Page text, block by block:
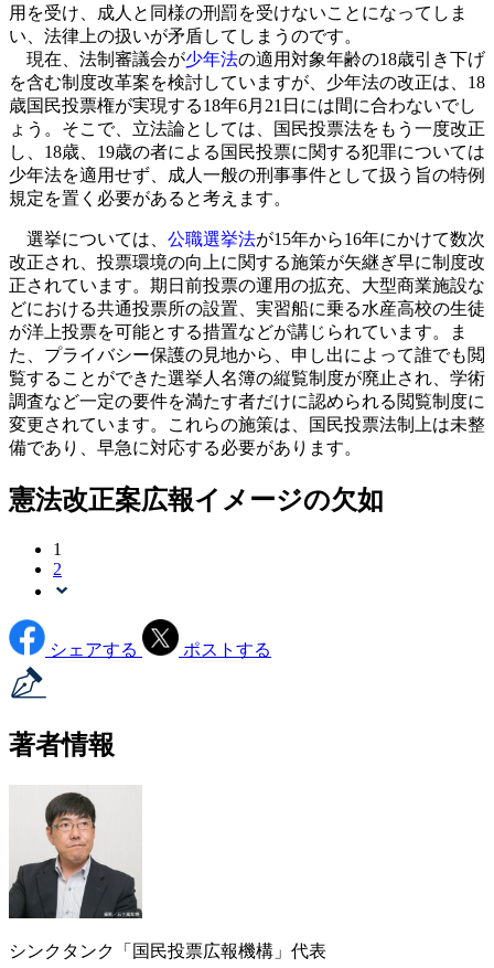
用を受け、成人と同様の刑罰を受けないことになってしま
い、法律上の扱いが矛盾してしまうのです。
現在、法制審議会が少年法の適用対象年齢の18歳引き下げ
を含む制度改革案を検討していますが、少年法の改正は、18
歳国民投票権が実現する18年6月21日には間に合わないでし
ょう。そこで、立法論としては、国民投票法をもう一度改正
し、18歳、19歳の者による国民投票に関する犯罪については
少年法を適用せず、成人一般の刑事事件として扱う旨の特例
規定を置く必要があると考えます。
選挙については、 公職選挙法が15年から16年にかけて数次
改正され、投票環境の向上に関する施策が矢継ぎ早に制度改
正されています。期日前投票の運用の拡充、大型商業施設な
どにおける共通投票所の設置、実習船に乗る水産高校の生徒
が洋上投票を可能とする措置などが講じられています。ま
た、プライバシー保護の見地から、申し出によって誰でも閲
覧することができた選挙人名簿の縦覧制度が廃止され、学術
調査など一定の要件を満たす者だけに認められる閲覧制度に
変更されています。これらの施策は、国民投票法制上は未整
備であり、早急に対応する必要があります。
憲法改正案広報イメージの欠如
1
2
シェアする ポストする
著者情報
シンクタンク「国民投票広報機構」代表